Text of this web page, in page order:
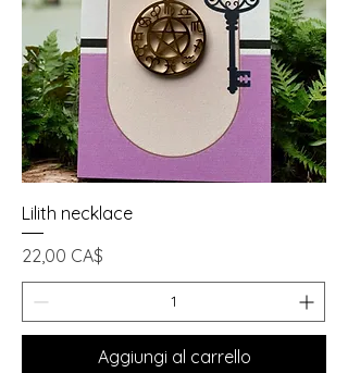
Lilith necklace
Prezzo
22,00 CA$
Aggiungi al carrello